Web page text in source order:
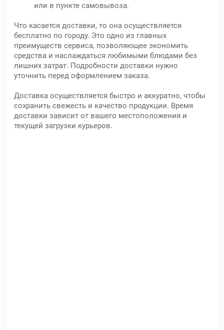
или в пункте самовывоза.
Что касается доставки, то она осуществляется
бесплатно по городу. Это одно из главных
преимуществ сервиса, позволяющее экономить
средства и наслаждаться любимыми блюдами без
лишних затрат. Подробности доставки нужно
уточнить перед оформлением заказа.
Доставка осуществляется быстро и аккуратно, чтобы
сохранить свежесть и качество продукции. Время
доставки зависит от вашего местоположения и
текущей загрузки курьеров.